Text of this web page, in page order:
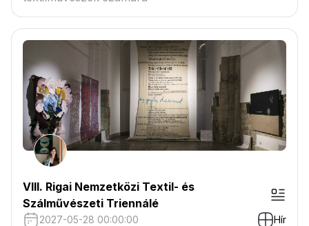
VIII. Rigai Nemzetközi Textil- és
Szálművészeti Triennálé
2027-05-28 00:00:00 Hír